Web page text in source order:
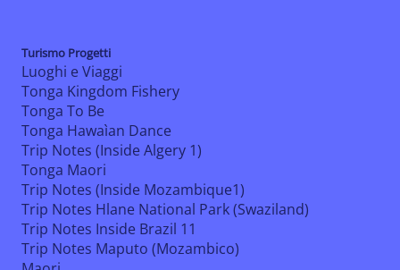
Turismo Progetti
Luoghi e Viaggi
Tonga Kingdom Fishery
Tonga To Be
Tonga Hawaìan Dance
Trip Notes (Inside Algery 1)
Tonga Maori
Trip Notes (Inside Mozambique1)
Trip Notes Hlane National Park (Swaziland)
Trip Notes Inside Brazil 11
Trip Notes Maputo (Mozambico)